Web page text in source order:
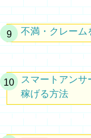
不満・クレーム
スマートアン
稼げる方法